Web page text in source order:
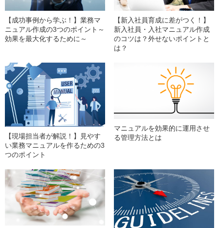
【成功事例から学ぶ！】業務マ
ニュアル作成の3つのポイント～
効果を最大化するために～
【新入社員育成に差がつく！】
新入社員・入社マニュアル作成
のコツは？外せないポイントと
は？
【現場担当者が解説！】見やす
い業務マニュアルを作るための3
つのポイント
マニュアルを効果的に運用させ
る管理方法とは